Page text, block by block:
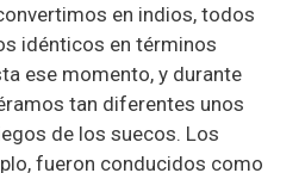
en indios, todos
idénticos en términos
ese momento, y durante
tan diferentes unos
de los suecos. Los
fueron conducidos como